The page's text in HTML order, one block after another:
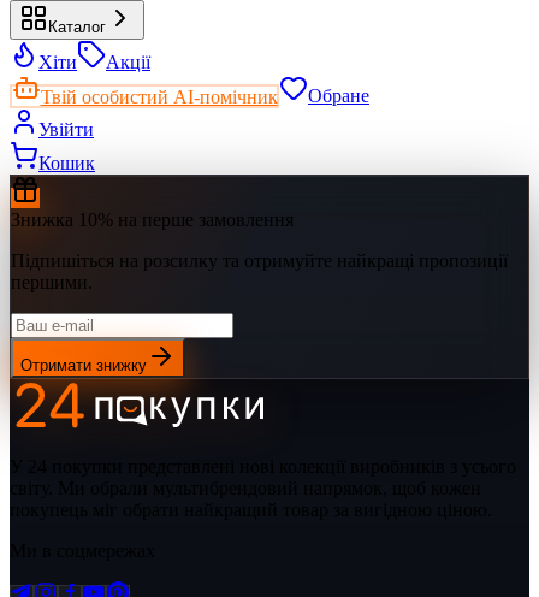
Каталог
Хіти
Акції
Твій особистий AI-помічник
Обране
Увійти
Кошик
Знижка 10% на перше замовлення
Підпишіться на розсилку та отримуйте найкращі пропозиції
першими.
Отримати знижку